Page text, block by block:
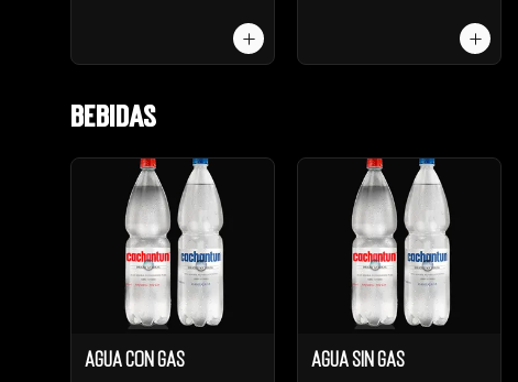
Bebidas
Agua Con Gas Agua Sin Gas